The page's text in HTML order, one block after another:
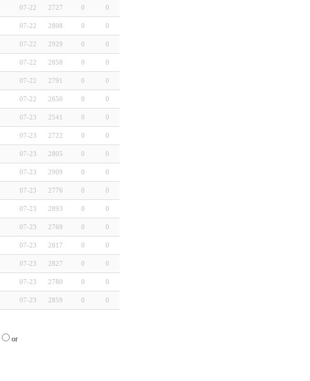
07-22 2727 0 0
07-22 2808 0 0
07-22 2929 0 0
07-22 2858 0 0
07-22 2791 0 0
07-22 2650 0 0
07-23 2541 0 0
07-23 2722 0 0
07-23 2805 0 0
07-23 2909 0 0
07-23 2776 0 0
07-23 2893 0 0
07-23 2769 0 0
07-23 2817 0 0
07-23 2827 0 0
07-23 2780 0 0
07-23 2859 0 0
or